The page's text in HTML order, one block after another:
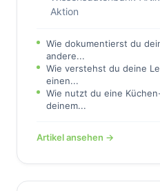
Aktion
Wie dokumentierst du
andere...
Wie verstehst du deine
einen...
Wie nutzt du eine
deinem...
Artikel ansehen →